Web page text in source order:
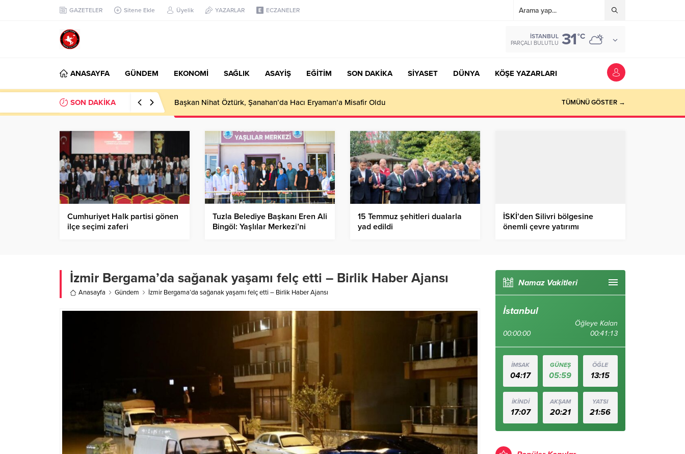
GAZETELER Sitene Ekle Üyelik YAZARLAR ECZANELER
İSTANBUL
PARÇALI BULUTLU 31°C
ANASAYFA GÜNDEM EKONOMİ SAĞLIK ASAYİŞ EĞİTİM SON DAKİKA SİYASET DÜNYA KÖŞE YAZARLARI
SON DAKİKA Başkan Nihat Öztürk, Şanahan’da Hacı Eryaman’a Misafir Oldu TÜMÜNÜ GÖSTER →
Cumhuriyet Halk partisi gönen
ilçe seçimi zaferi
Tuzla Belediye Başkanı Eren Ali
Bingöl: Yaşlılar Merkezi’ni
15 Temmuz şehitleri dualarla
yad edildi
İSKİ’den Silivri bölgesine
önemli çevre yatırımı
İzmir Bergama’da sağanak yaşamı felç etti – Birlik Haber Ajansı
Anasayfa Gündem İzmir Bergama’da sağanak yaşamı felç etti – Birlik Haber Ajansı
Namaz Vakitleri
İstanbul
00:00:00
Öğleye Kalan
00:41:12
İMSAK
04:17
GÜNEŞ
05:59
ÖĞLE
13:15
İKİNDİ
17:07
AKŞAM
20:21
YATSI
21:56